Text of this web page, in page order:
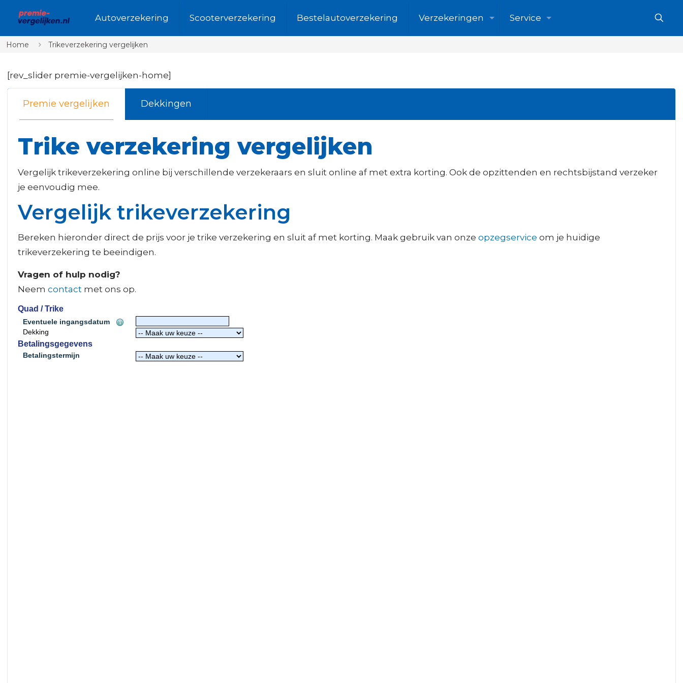
Autoverzekering Scooterverzekering Bestelautoverzekering Verzekeringen Service
Home Trikeverzekering vergelijken
[rev_slider premie-vergelijken-home]
Premie vergelijken Dekkingen
Trike verzekering vergelijken
Vergelijk trikeverzekering online bij verschillende verzekeraars en sluit online af met extra korting. Ook de opzittenden en rechtsbijstand verzeker
je eenvoudig mee.
Vergelijk trikeverzekering
Bereken hieronder direct de prijs voor je trike verzekering en sluit af met korting. Maak gebruik van onze opzegservice om je huidige
trikeverzekering te beeindigen.
Vragen of hulp nodig?
Neem contact met ons op.